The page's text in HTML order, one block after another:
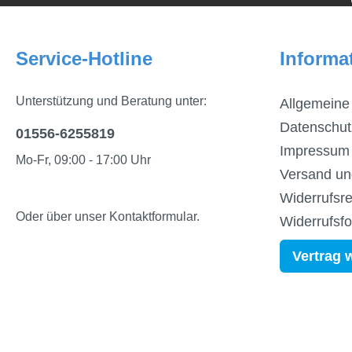
Service-Hotline
Unterstützung und Beratung unter:
01556-6255819
Mo-Fr, 09:00 - 17:00 Uhr
Oder über unser Kontaktformular.
Impressum
Versand
Vertrag